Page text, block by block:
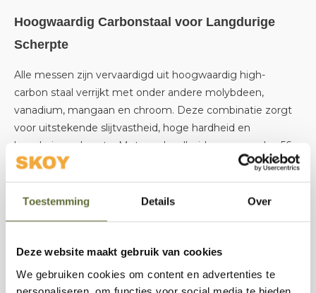
Toestemming Details Over
Deze website maakt gebruik van cookies
We gebruiken cookies om content en advertenties te
personaliseren, om functies voor social media te bieden
Hoogwaardig Carbonstaal voor Langdurige
Scherpte
Alle messen zijn vervaardigd uit hoogwaardig high-
carbon staal verrijkt met onder andere molybdeen,
vanadium, mangaan en chroom. Deze combinatie zorgt
voor uitstekende slijtvastheid, hoge hardheid en
langdurige scherpte. Met een hardheid van meer dan 56
HRC blijven de messen ook bij intensief gebruik
Luxe Damascus Uitstraling
Naast uitstekende prestaties is de NS5 een echte
blikvanger. Het subtiel ingelaserde Damascus-patroon
geeft de messen een luxe en professionele uitstraling die